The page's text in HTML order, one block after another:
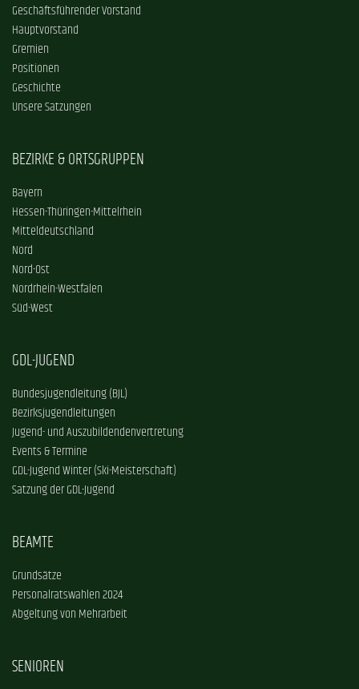
Geschäftsführender Vorstand
Hauptvorstand
Gremien
Positionen
Geschichte
Unsere Satzungen
BEZIRKE & ORTSGRUPPEN
Bayern
Hessen-Thüringen-Mittelrhein
Mitteldeutschland
Nord
Nord-Ost
Nordrhein-Westfalen
Süd-West
GDL-JUGEND
Bundesjugendleitung (BJL)
Bezirksjugendleitungen
Jugend- und Auszubildendenvertretung
Events & Termine
GDL-Jugend Winter (Ski-Meisterschaft)
Satzung der GDL-Jugend
BEAMTE
Grundsätze
Personalratswahlen 2024
Abgeltung von Mehrarbeit
SENIOREN